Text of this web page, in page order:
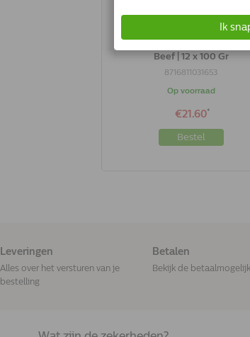
Beef | 12 x 100 Gr
8716811031653
Op voorraad
€21.60*
Bestel
Leveringen
Alles over het versturen van je
bestelling
Betalen
Bekijk de